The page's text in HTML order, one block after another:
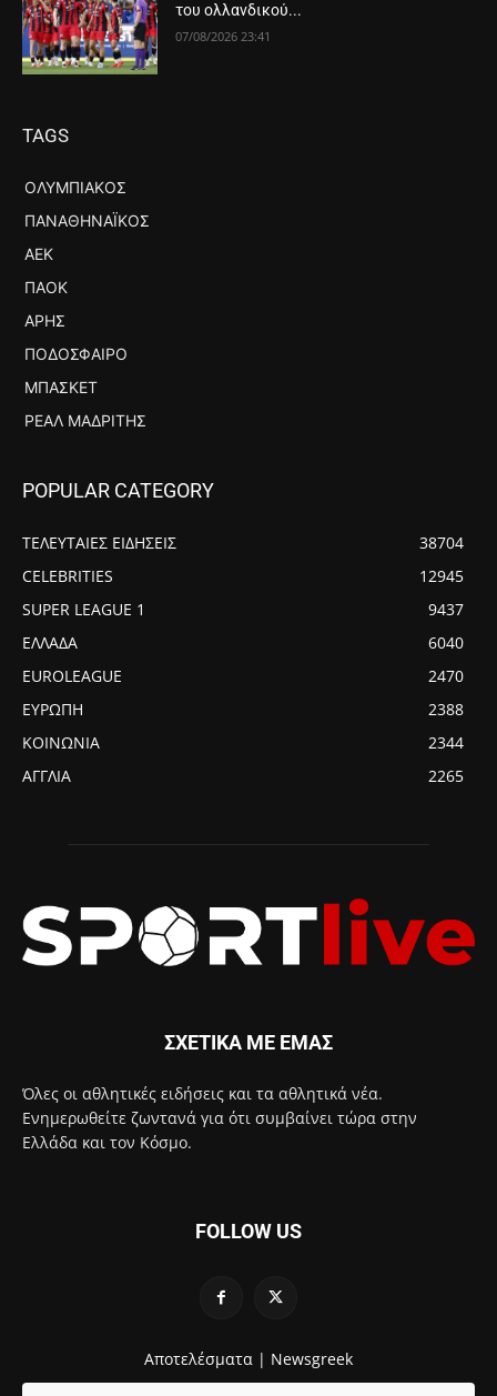
του ολλανδικού...
07/08/2026 23:41
TAGS
ΟΛΥΜΠΙΑΚΌΣ
ΠΑΝΑΘΗΝΑΪΚΌΣ
ΑΕΚ
ΠΑΟΚ
ΆΡΗΣ
ΠΟΔΌΣΦΑΙΡΟ
ΜΠΆΣΚΕΤ
ΡΕΆΛ ΜΑΔΡΊΤΗΣ
POPULAR CATEGORY
ΤΕΛΕΥΤΑΙΕΣ ΕΙΔΗΣΕΙΣ
38704
CELEBRITIES
12945
SUPER LEAGUE 1
9437
ΕΛΛΑΔΑ
6040
EUROLEAGUE
2470
ΕΥΡΩΠΗ
2388
ΚΟΙΝΩΝΙΑ
2344
ΑΓΓΛΙΑ
2265
ΣΧΕΤΙΚΑ ΜΕ ΕΜΑΣ
Όλες οι αθλητικές ειδήσεις και τα αθλητικά νέα.
Ενημερωθείτε ζωντανά για ότι συμβαίνει τώρα στην
Ελλάδα και τον Κόσμο.
FOLLOW US
Αποτελέσματα | Newsgreek